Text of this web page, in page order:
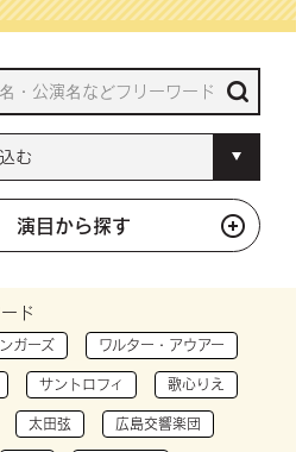
演目から探す
ド
ガーズ ワルター・アウアー
サントロフィ 歌心りえ
太田弦 広島交響楽団